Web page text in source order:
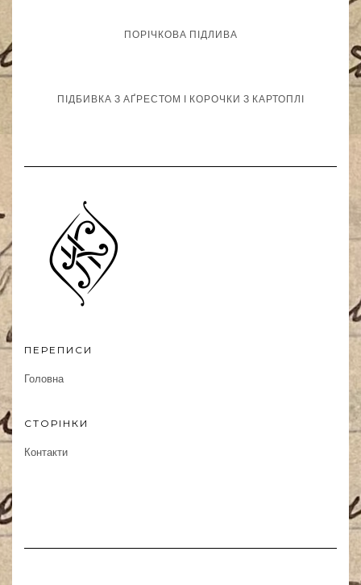
ПОРІЧКОВА ПІДЛИВА
ПІДБИВКА З АҐРЕСТОМ І КОРОЧКИ З КАРТОПЛІ
ПЕРЕПИСИ
Головна
СТОРІНКИ
Контакти